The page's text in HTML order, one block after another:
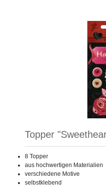
Topper
8 Topper
aus hochwertigen Materialien
verschiedene Motive
selbstklebend